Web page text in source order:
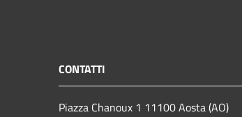
CONTATTI
Piazza Chanoux 1 11100 Aosta (AO)